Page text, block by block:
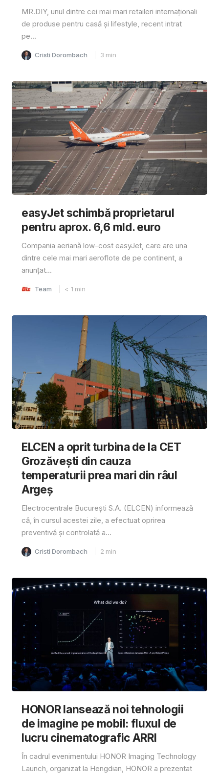
MR.DIY, unul dintre cei mai mari retaileri internaționali
de produse pentru casă și lifestyle, recent intrat
pe...
Cristi Dorombach 3 min
easyJet schimbă proprietarul
pentru aprox. 6,6 mld. euro
Compania aeriană low-cost easyJet, care are una
dintre cele mai mari aeroflote de pe continent, a
anunțat...
Team < 1 min
ELCEN a oprit turbina de la CET
Grozăvești din cauza
temperaturii prea mari din râul
Argeș
Electrocentrale București S.A. (ELCEN) informează
că, în cursul acestei zile, a efectuat oprirea
preventivă și controlată a...
Cristi Dorombach 2 min
HONOR lansează noi tehnologii
de imagine pe mobil: fluxul de
lucru cinematografic ARRI
În cadrul evenimentului HONOR Imaging Technology
Launch, organizat la Hengdian, HONOR a prezentat